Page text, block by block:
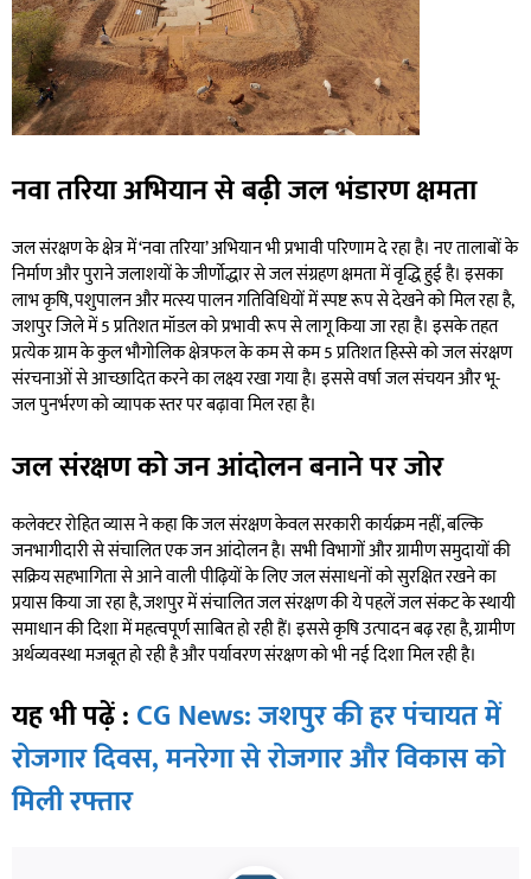
नवा तरिया अभियान से बढ़ी जल भंडारण क्षमता
जल संरक्षण के क्षेत्र में ‘नवा तरिया’ अभियान भी प्रभावी परिणाम दे रहा है। नए तालाबों के
निर्माण और पुराने जलाशयों के जीर्णोद्धार से जल संग्रहण क्षमता में वृद्धि हुई है। इसका
लाभ कृषि, पशुपालन और मत्स्य पालन गतिविधियों में स्पष्ट रूप से देखने को मिल रहा है,
जशपुर जिले में 5 प्रतिशत मॉडल को प्रभावी रूप से लागू किया जा रहा है। इसके तहत
प्रत्येक ग्राम के कुल भौगोलिक क्षेत्रफल के कम से कम 5 प्रतिशत हिस्से को जल संरक्षण
संरचनाओं से आच्छादित करने का लक्ष्य रखा गया है। इससे वर्षा जल संचयन और भू-
जल पुनर्भरण को व्यापक स्तर पर बढ़ावा मिल रहा है।
जल संरक्षण को जन आंदोलन बनाने पर जोर
कलेक्टर रोहित व्यास ने कहा कि जल संरक्षण केवल सरकारी कार्यक्रम नहीं, बल्कि
जनभागीदारी से संचालित एक जन आंदोलन है। सभी विभागों और ग्रामीण समुदायों की
सक्रिय सहभागिता से आने वाली पीढ़ियों के लिए जल संसाधनों को सुरक्षित रखने का
प्रयास किया जा रहा है, जशपुर में संचालित जल संरक्षण की ये पहलें जल संकट के स्थायी
समाधान की दिशा में महत्वपूर्ण साबित हो रही हैं। इससे कृषि उत्पादन बढ़ रहा है, ग्रामीण
अर्थव्यवस्था मजबूत हो रही है और पर्यावरण संरक्षण को भी नई दिशा मिल रही है।
यह भी पढ़ें : CG News: जशपुर की हर पंचायत में
रोजगार दिवस, मनरेगा से रोजगार और विकास को
मिली रफ्तार